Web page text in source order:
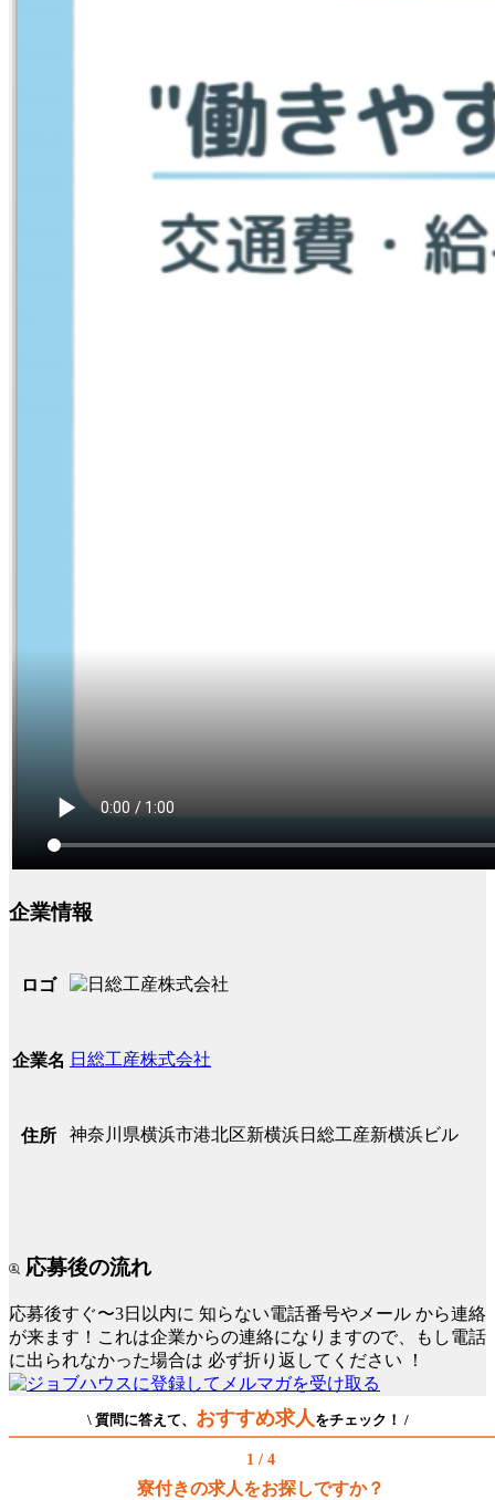
企業情報
ロゴ
企業名 日総工産株式会社
住所 神奈川県横浜市港北区新横浜日総工産新横浜ビル
応募後の流れ
応募後すぐ〜3日以内に 知らない電話番号やメール から連絡
が来ます！これは企業からの連絡になりますので、もし電話
に出られなかった場合は 必ず折り返してください ！
\ 質問に答えて、 おすすめ求人 をチェック！ /
1 / 4
寮付きの求人をお探しですか？